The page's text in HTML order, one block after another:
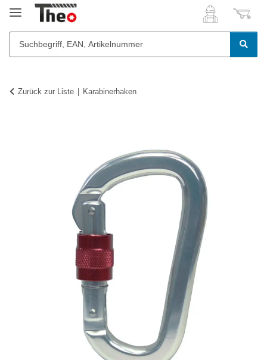
Zurück zur Liste Karabinerhaken